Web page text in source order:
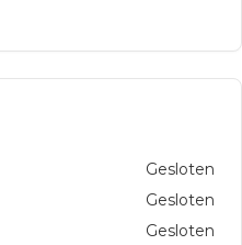
Gesloten
Gesloten
Gesloten